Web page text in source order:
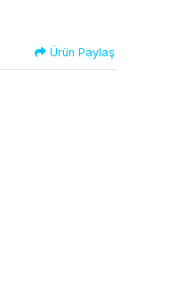
Ürün Paylaş